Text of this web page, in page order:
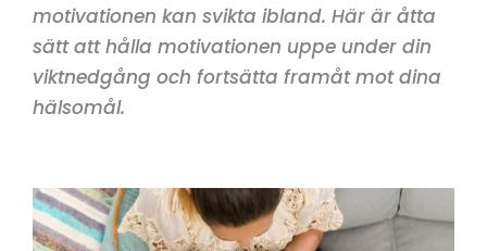
motivationen kan svikta ibland. Här är åtta
sätt att hålla motivationen uppe under din
viktnedgång och fortsätta framåt mot dina
hälsomål.